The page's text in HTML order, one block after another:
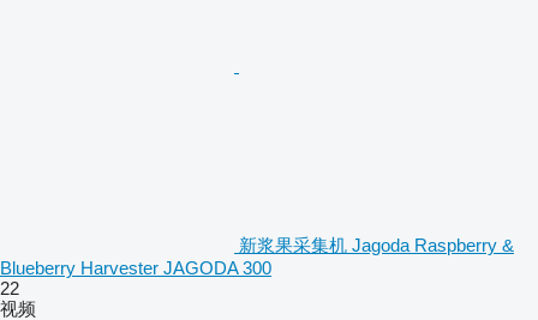
新浆果采集机 Jagoda Raspberry &
Blueberry Harvester JAGODA 300
22
视频